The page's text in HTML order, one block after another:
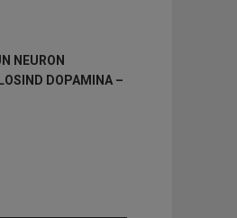
NEURON
DOPAMINA –